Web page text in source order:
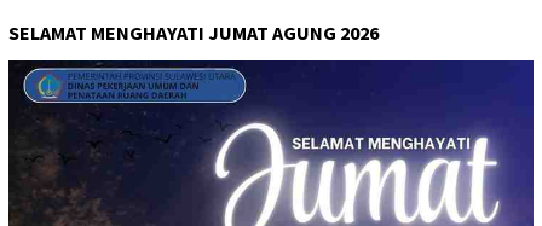
SELAMAT MENGHAYATI JUMAT AGUNG 2026